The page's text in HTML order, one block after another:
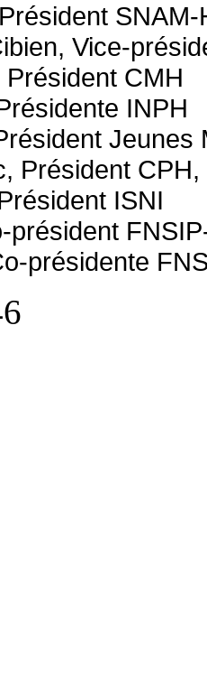
SNAM-
Vice-
CMH
INPH
Jeunes
Président
ISNI
président
présidente